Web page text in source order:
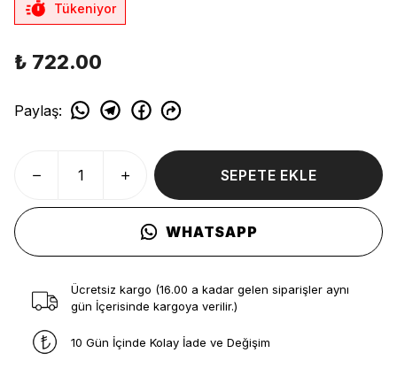
Tükeniyor
₺ 722.00
Paylaş:
SEPETE EKLE
WHATSAPP
Ücretsiz kargo (16.00 a kadar gelen siparişler aynı
gün İçerisinde kargoya verilir.)
10 Gün İçinde Kolay İade ve Değişim